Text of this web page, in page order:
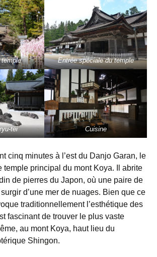
temple Entrée spéciale du temple
tei Cuisine
cinq minutes à l’est du Danjo Garan, le
temple principal du mont Koya. Il abrite
de pierres du Japon, où une paire de
d’une mer de nuages. Bien que ce
traditionnellement l’esthétique des
fascinant de trouver le plus vaste
au mont Koya, haut lieu du
Shingon.